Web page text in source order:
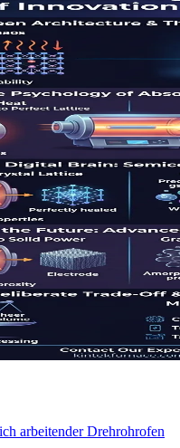
arbeitender Drehrohrofen